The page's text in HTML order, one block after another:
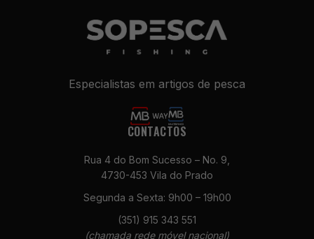
Especialistas em artigos de pesca
CONTACTOS
Rua 4 do Bom Sucesso – No. 9,
4730-453 Vila do Prado
Segunda a Sexta: 9h00 – 19h00
(351) 915 343 551
(chamada rede móvel nacional)